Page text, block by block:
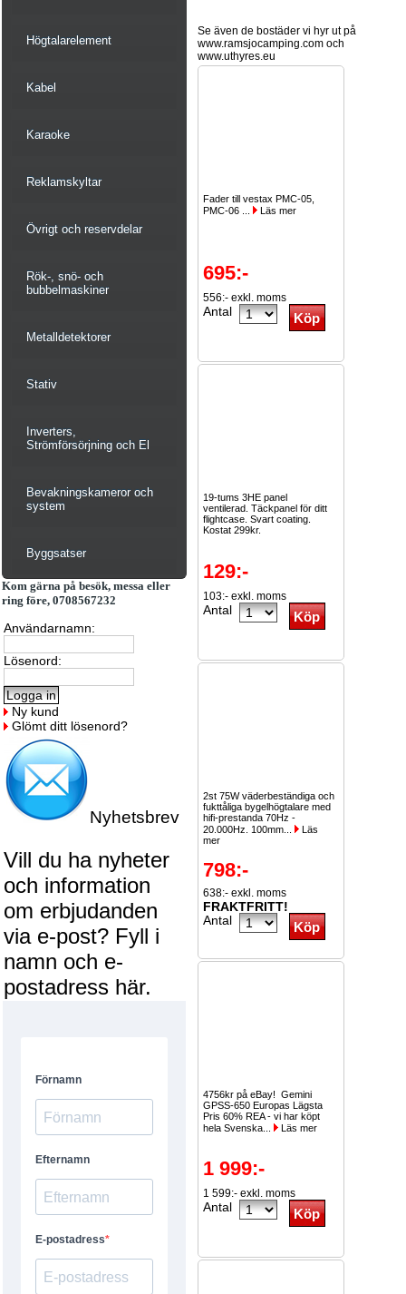
Högtalarelement
Kabel
Karaoke
Reklamskyltar
Övrigt och reservdelar
Rök-, snö- och
bubbelmaskiner
Metalldetektorer
Stativ
Inverters,
Strömförsörjning och El
Bevakningskameror och
system
Byggsatser
Kom gärna på besök, messa eller
ring före, 0708567232
Användarnamn:
Lösenord:
Ny kund
Glömt ditt lösenord?
Nyhetsbrev
Vill du ha nyheter
och information
om erbjudanden
via e-post? Fyll i
namn och e-
postadress här.
Se även de bostäder vi hyr ut på
www.ramsjocamping.com och
www.uthyres.eu
Fader till vestax PMC-05,
PMC-06 ...
Läs mer
695:-
556:- exkl. moms
Antal
19-tums 3HE panel
ventilerad. Täckpanel för ditt
flightcase. Svart coating.
Kostat 299kr.
129:-
103:- exkl. moms
Antal
2st 75W väderbeständiga och
fukttåliga bygelhögtalare med
hifi-prestanda 70Hz -
20.000Hz. 100mm...
Läs
mer
798:-
638:- exkl. moms
FRAKTFRITT!
Antal
4756kr på eBay! Gemini
GPSS-650 Europas Lägsta
Pris 60% REA - vi har köpt
hela Svenska...
Läs mer
1 999:-
1 599:- exkl. moms
Antal